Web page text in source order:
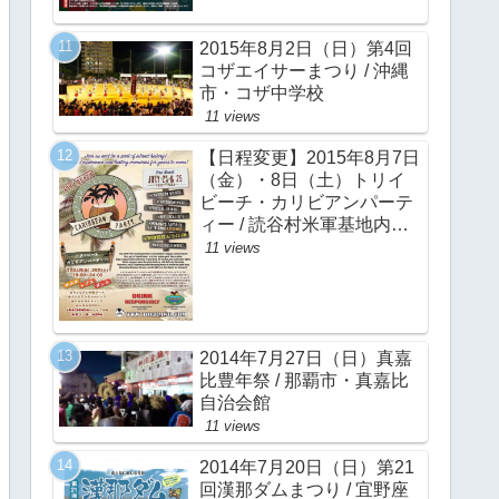
2015年8月2日（日）第4回
コザエイサーまつり / 沖縄
市・コザ中学校
11 views
【日程変更】2015年8月7日
（金）・8日（土）トリイ
ビーチ・カリビアンパーテ
ィー / 読谷村米軍基地内ト
リイビーチ
11 views
2014年7月27日（日）真嘉
比豊年祭 / 那覇市・真嘉比
自治会館
11 views
2014年7月20日（日）第21
回漢那ダムまつり / 宜野座